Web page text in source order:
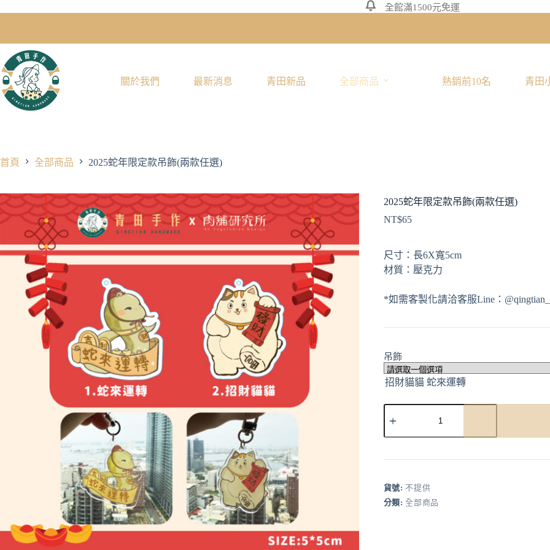
全館滿1500元免運
關於我們 最新消息 青田新品 全部商品 熱銷前10名 青田
首頁 全部商品 2025蛇年限定款吊飾(兩款任選)
2025蛇年限定款吊飾(兩款任選)
NT$65
尺寸：長6X寬5cm
材質：壓克力
*如需客製化請洽客服Line：
吊飾
r
n
a
貨號:不提供
分類:全部商品